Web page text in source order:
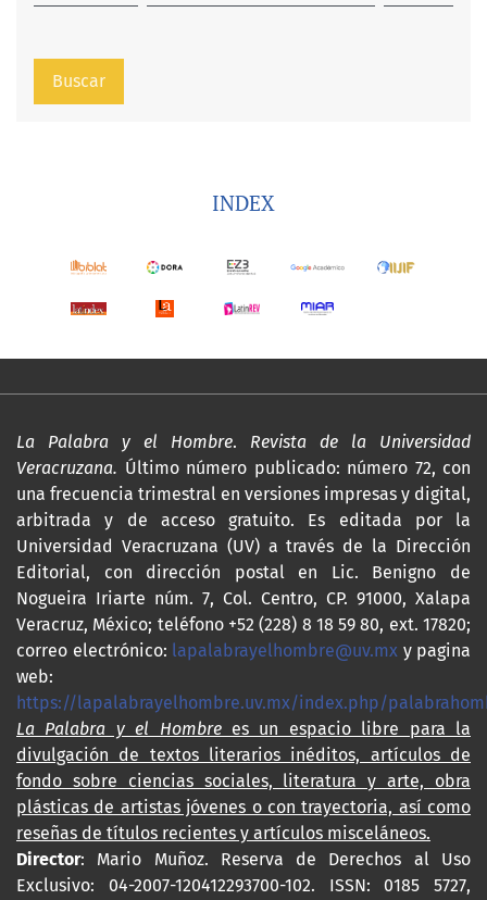
Buscar
INDEX
La Palabra y el Hombre. Revista de la Universidad
Veracruzana. Último número publicado: número 72, con
una frecuencia trimestral en versiones impresas y digital,
arbitrada y de acceso gratuito. Es editada por la
Universidad Veracruzana (UV) a través de la Dirección
Editorial, con dirección postal en Lic. Benigno de
Nogueira Iriarte núm. 7, Col. Centro, CP. 91000, Xalapa
Veracruz, México; teléfono +52 (228) 8 18 59 80, ext. 17820;
correo electrónico: lapalabrayelhombre@uv.mx y pagina
web:
https://lapalabrayelhombre.uv.mx/index.php/
La Palabra y el Hombre es un espacio libre para la
divulgación de textos literarios inéditos, artículos de
fondo sobre ciencias sociales, literatura y arte, obra
plásticas de artistas jóvenes o con trayectoria, así como
reseñas de títulos recientes y artículos misceláneos.
Director: Mario Muñoz. Reserva de Derechos al Uso
Exclusivo: 04-2007-120412293700-102. ISSN: 0185 5727,